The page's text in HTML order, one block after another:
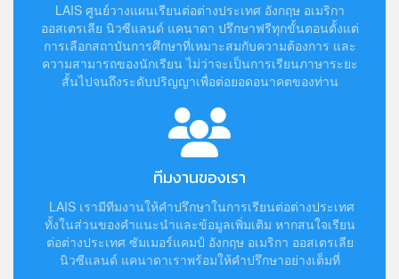
LAIS ศูนย์วางแผนเรียนต่อต่างประเทศ อังกฤษ อเมริกา
ออสเตรเลีย นิวซีแลนด์ แคนาดา ปรึกษาฟรีทุกขั้นตอนตั้งแต่
การเลือกสถาบันการศึกษาที่เหมาะสมกับความต้องการ และ
ความสามารถของนักเรียน ไม่ว่าจะเป็นการเรียนภาษาระยะ
สั้นไปจนถึงระดับปริญญาเพื่อต่อยอดอนาคตของท่าน
ทีมงานของเรา
LAIS เรามีทีมงานให้คำปรึกษาในการเรียนต่อต่างประเทศ
ทั้งในส่วนของคำแนะนำและข้อมูลเพิ่มเติม หากสนใจเรียน
ต่อต่างประเทศ ซัมเมอร์แคมป์ อังกฤษ อเมริกา ออสเตรเลีย
นิวซีแลนด์ แคนาดาเราพร้อมให้คำปรึกษาอย่างเต็มที่